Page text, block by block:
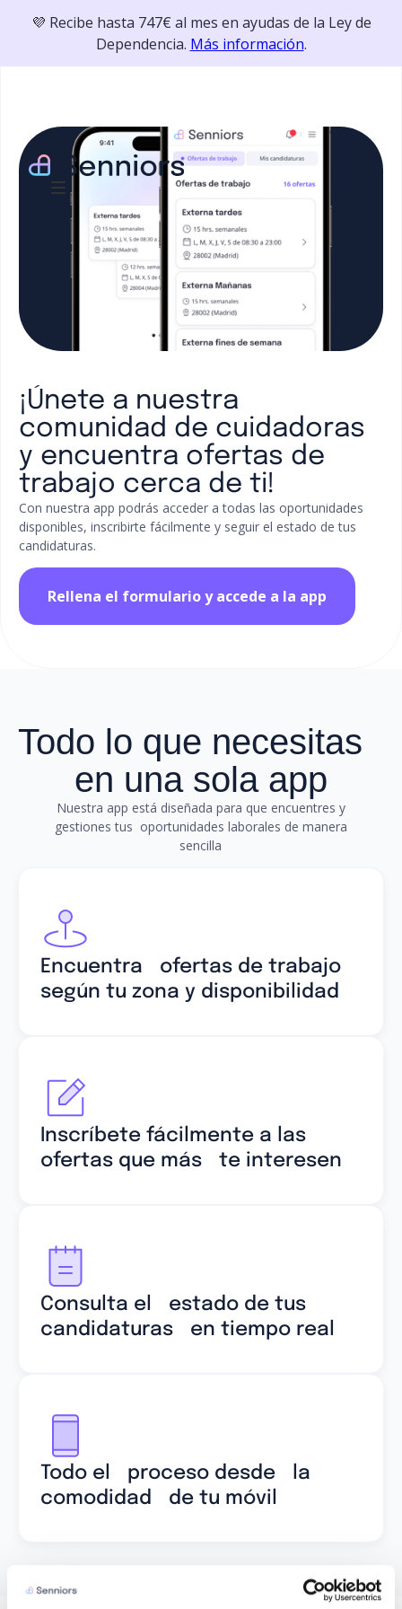
💜 Recibe hasta 747€ al mes en ayudas de la Ley de
Dependencia. Más información.
¡Únete a nuestra
comunidad de cuidadoras
y encuentra ofertas de
trabajo cerca de ti!
Con nuestra app podrás acceder a todas las oportunidades
disponibles, inscribirte fácilmente y seguir el estado de tus
candidaturas.
Rellena el formulario y accede a la app
Todo lo que necesitas
en una sola app
Nuestra app está diseñada para que encuentres y
gestiones tus oportunidades laborales de manera
sencilla
Encuentra ofertas de trabajo
según tu zona y disponibilidad
Inscríbete fácilmente a las
ofertas que más te interesen
Consulta el estado de tus
candidaturas en tiempo real
Todo el proceso desde la
comodidad de tu móvil